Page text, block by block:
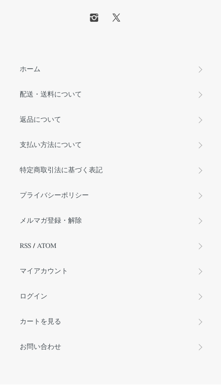
ホーム
配送・送料について
返品について
支払い方法について
特定商取引法に基づく表記
プライバシーポリシー
メルマガ登録・解除
RSS / ATOM
マイアカウント
ログイン
カートを見る
お問い合わせ